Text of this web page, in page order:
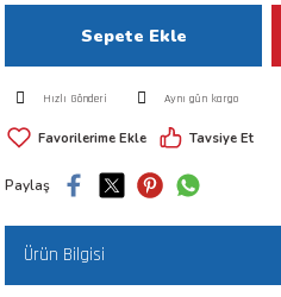
Ürünleri
Sepete Ekle
Hızlı Gönderi Aynı gün kargo
Tavsiye Et
Paylaş
Ürün Bilgisi